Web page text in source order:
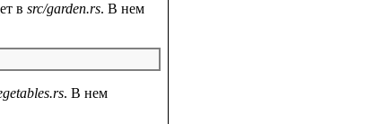
в src/garden.rs. В нем
. В нем